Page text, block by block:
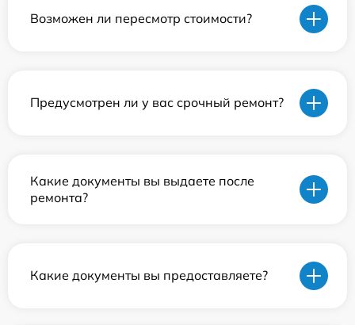
Возможен ли пересмотр стоимости?
Предусмотрен ли у вас срочный ремонт?
Какие документы вы выдаете после
ремонта?
Какие документы вы предоставляете?